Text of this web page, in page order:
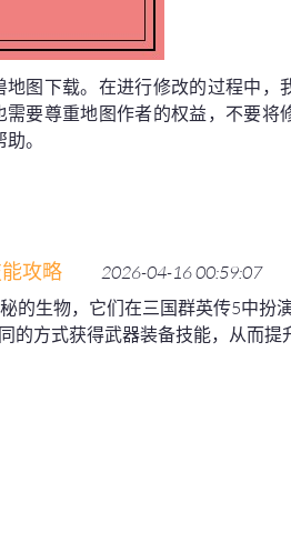
图下载。在进行修改的过程中，
要尊重地图作者的权益，不要将
。
攻略
2026-04-16 00:59:07
的生物，它们在三国群英传5中扮
的方式获得武器装备技能，从而